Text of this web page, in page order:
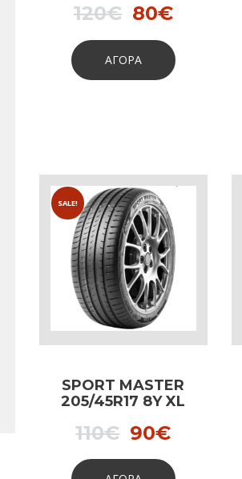
120€ Original
price
was:
120€.
80€Current
is:
ΑΓΟΡΑ
SALE!
SPORT MASTER
205/45R17 8Y XL
110€ Original
price
90€Current